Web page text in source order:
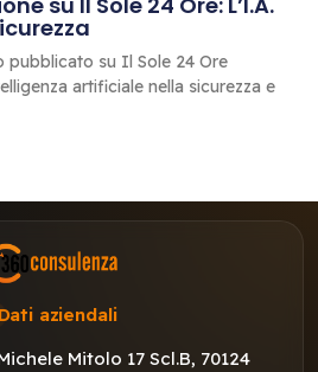
pubblicato su Il Sole 24 Ore
artificiale nella sicurezza e
aziendali
Mitolo 17 Scl.B, 70124